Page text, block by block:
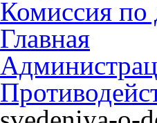
Комиссия по
Главная